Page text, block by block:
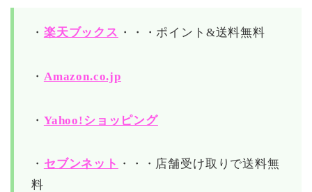
・ 楽天ブックス ・・・ポイント&送料無料
・ Amazon.co.jp
・ Yahoo!ショッピング
・ セブンネット ・・・店舗受け取りで送料無
料